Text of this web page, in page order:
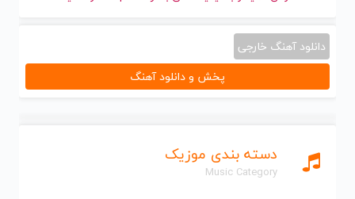
دسته بندی موزیک
Music Category
دانلود آهنگ خارجی
پخش و دانلود آهنگ